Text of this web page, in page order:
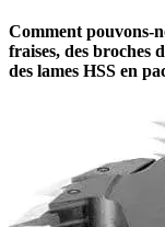
Comment pouvons-
fraises, des broches
des lames HSS en